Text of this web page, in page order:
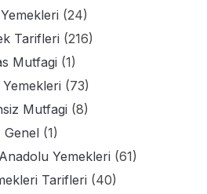
(24)
Tarifleri (216)
Mutfagi (1)
(73)
Mutfagi (8)
Genel (1)
Yemekleri (61)
Tarifleri (40)